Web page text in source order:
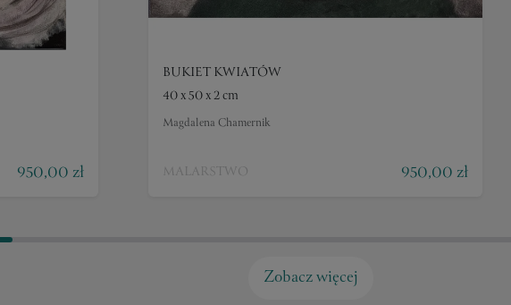
950,00 zł
BUKIET KWIATÓW
40 x 50 x 2 cm
Magdalena Chamernik
MALARSTWO 950,00 zł
Zobacz więcej